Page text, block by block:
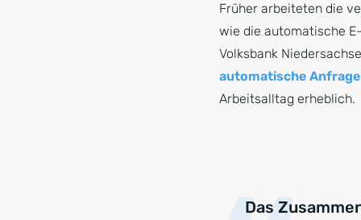
Früher arbeiteten die
wie die automatische
Volksbank
automatische
Arbeitsalltag erheblich.
Das